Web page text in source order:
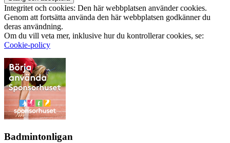
Integritet och cookies: Den här webbplatsen använder cookies.
Genom att fortsätta använda den här webbplatsen godkänner du
deras användning.
Om du vill veta mer, inklusive hur du kontrollerar cookies, se:
Cookie-policy
Badmintonligan